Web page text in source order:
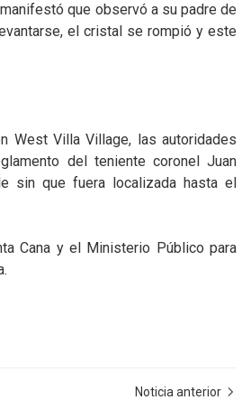
que observó a su padre de
el cristal se rompió y este
West Villa Village, las autoridades
del teniente coronel Juan
sin que fuera localizada hasta el
Cana y el Ministerio Público para
Noticia anterior